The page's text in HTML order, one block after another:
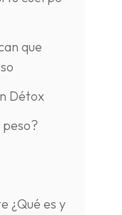
que
Détox
peso?
¿Qué es y